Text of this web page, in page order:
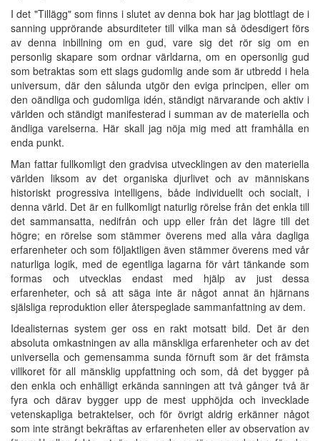
I det "Tillägg" som finns i slutet av denna bok har jag blottlagt de i
sanning upprörande absurditeter till vilka man så ödesdigert förs
av denna inbillning om en gud, vare sig det rör sig om en
personlig skapare som ordnar världarna, om en opersonlig gud
som betraktas som ett slags gudomlig ande som är utbredd i hela
universum, där den sålunda utgör den eviga principen, eller om
den oändliga och gudomliga idén, ständigt närvarande och aktiv i
världen och ständigt manifesterad i summan av de materiella och
ändliga varelserna. Här skall jag nöja mig med att framhålla en
enda punkt.
Man fattar fullkomligt den gradvisa utvecklingen av den materiella
världen liksom av det organiska djurlivet och av människans
historiskt progressiva intelligens, både individuellt och socialt, i
denna värld. Det är en fullkomligt naturlig rörelse från det enkla till
det sammansatta, nedifrån och upp eller från det lägre till det
högre; en rörelse som stämmer överens med alla våra dagliga
erfarenheter och som följaktligen även stämmer överens med vår
naturliga logik, med de egentliga lagarna för vårt tänkande som
formas och utvecklas endast med hjälp av just dessa
erfarenheter, och så att säga inte är något annat än hjärnans
själsliga reproduktion eller återspeglade sammanfattning av dem.
Idealisternas system ger oss en rakt motsatt bild. Det är den
absoluta omkastningen av alla mänskliga erfarenheter och av det
universella och gemensamma sunda förnuft som är det främsta
villkoret för all mänsklig uppfattning och som, då det bygger på
den enkla och enhälligt erkända sanningen att två gånger två är
fyra och därav bygger upp de mest upphöjda och invecklade
vetenskapliga betraktelser, och för övrigt aldrig erkänner något
som inte strängt bekräftas av erfarenheten eller av observation av